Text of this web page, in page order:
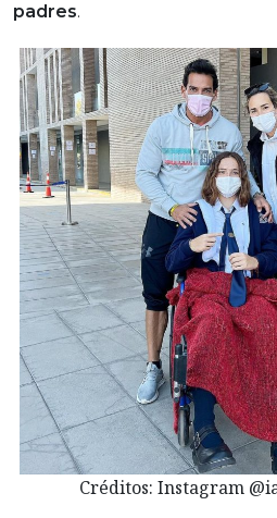
padres.
Créditos: Instagram